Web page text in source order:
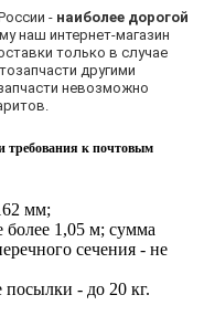
- наиболее дорогой
наш интернет-магазин
только в случае
другими
невозможно
требования к почтовым
мм;
более 1,05 м; сумма
сечения - не
посылки - до 20 кг.